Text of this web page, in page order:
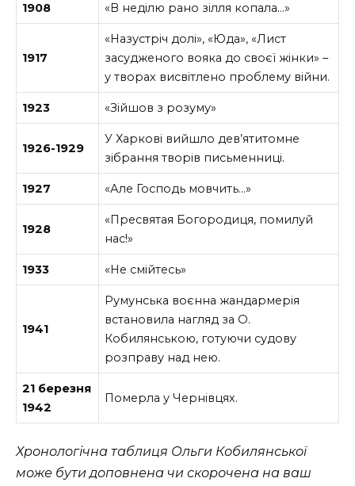
1908 «В неділю рано зілля копала…»
1917
«Назустріч долі», «Юда», «Лист
засудженого вояка до своєї жінки» –
у творах висвітлено проблему війни.
1923 «Зійшов з розуму»
1926-1929
У Харкові вийшло дев’ятитомне
зібрання творів письменниці.
1927 «Але Господь мовчить…»
1928
«Пресвятая Богородиця, помилуй
нас!»
1933 «Не смійтесь»
1941
Румунська воєнна жандармерія
встановила нагляд за О.
Кобилянською, готуючи судову
розправу над нею.
21 березня
1942
Померла у Чернівцях.
Хронологічна таблиця Ольги Кобилянської
може бути доповнена чи скорочена на ваш